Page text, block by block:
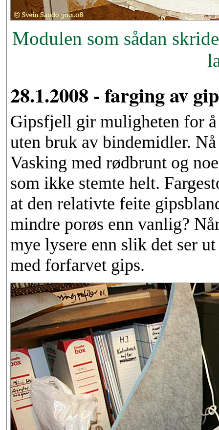
Modulen som sådan
28.1.2008 - farging av
Gipsfjell gir muligheten for
uten bruk av bindemidler.
Vasking med rødbrunt og
som ikke stemte helt.
at den relativte feite
mindre porøs enn vanlig?
mye lysere enn slik det ser
med forfarvet gips.